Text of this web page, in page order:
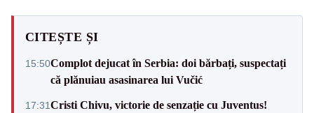
CITEȘTE ȘI
15:50Complot dejucat în Serbia: doi bărbați, suspectați
că plănuiau asasinarea lui Vučić
17:31Cristi Chivu, victorie de senzație cu Juventus!